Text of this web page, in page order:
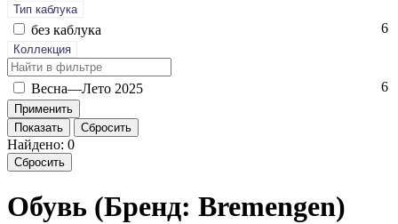
Тип каблука
без каб­лу­ка 6
Коллекция
Вес­на—Ле­то 2025 6
Показать Сбросить
Найдено: 0
Сбросить
Обувь (Бренд: Bremengen)